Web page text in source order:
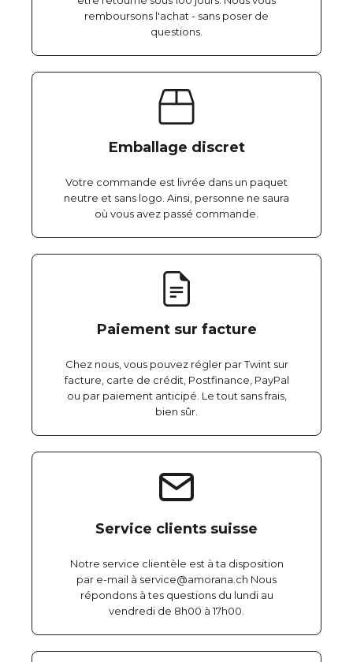
remboursons l'achat - sans poser de
questions.
Emballage discret
Votre commande est livrée dans un paquet
neutre et sans logo. Ainsi, personne ne saura
où vous avez passé commande.
Paiement sur facture
Chez nous, vous pouvez régler par Twint sur
facture, carte de crédit, Postfinance, PayPal
ou par paiement anticipé. Le tout sans frais,
bien sûr.
Service clients suisse
Notre service clientèle est à ta disposition
par e-mail à service@amorana.ch Nous
répondons à tes questions du lundi au
vendredi de 8h00 à 17h00.